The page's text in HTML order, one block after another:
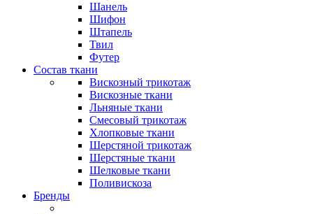
Шанель
Шифон
Штапель
Твил
Футер
Состав ткани
Вискозный трикотаж
Вискозные ткани
Льняные ткани
Смесовый трикотаж
Хлопковые ткани
Шерстяной трикотаж
Шерстяные ткани
Шелковые ткани
Поливискоза
Бренды